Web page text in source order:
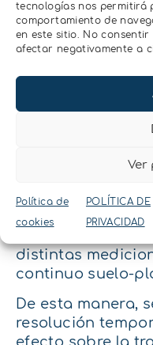
tecnologías nos permitirá
comportamiento de
en este sitio. No
afectar negativamente a
Ver
Política de
cookies
POLÍTICA DE
PRIVACIDAD
flujo de savia
En LabFerrer
instalación que
Es posible
mediciones
continuo
Atmósfera
En un ensayo
hídrica en viña,
distintas
continuo suelo-
De esta manera,
resolución